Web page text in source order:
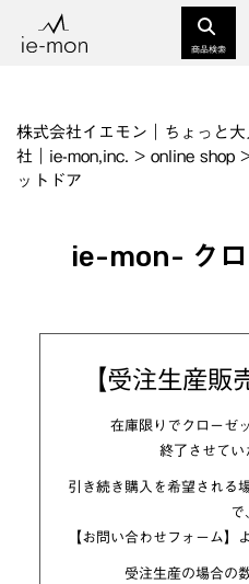
商品検索
株式会社イエモン｜ちょっと
社｜ie-mon,inc. > online shop
ットドア
ie-mon- ク
【受注生産販
在庫限りでクローゼ
終了させてい
引き続き購入を希望される
で
【お問い合わせフォーム】
受注生産の場合の